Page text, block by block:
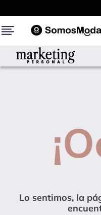
Lo sentimos, la